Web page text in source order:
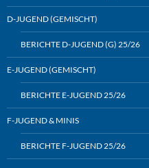
D-JUGEND (GEMISCHT)
BERICHTE D-JUGEND (G) 25/26
E-JUGEND (GEMISCHT)
BERICHTE E-JUGEND 25/26
F-JUGEND & MINIS
BERICHTE F-JUGEND 25/26